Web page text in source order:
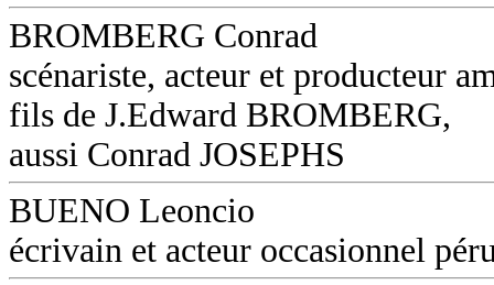
BROMBERG Conrad
scénariste, acteur et producteur
fils de J.Edward BROMBERG,
aussi Conrad JOSEPHS
BUENO Leoncio
écrivain et acteur occasionnel